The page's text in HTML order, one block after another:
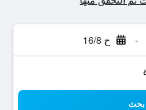
- ح 16/8
بحث